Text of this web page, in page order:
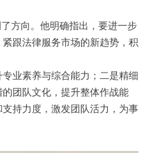
方向。他明确指出，要进一步
跟法律服务市场的新趋势，积
业素养与综合能力；二是精细
团队文化，提升整体作战能
持力度，激发团队活力，为事